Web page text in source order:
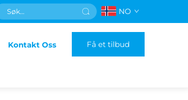
NO
Kontakt Oss Få et tilbud